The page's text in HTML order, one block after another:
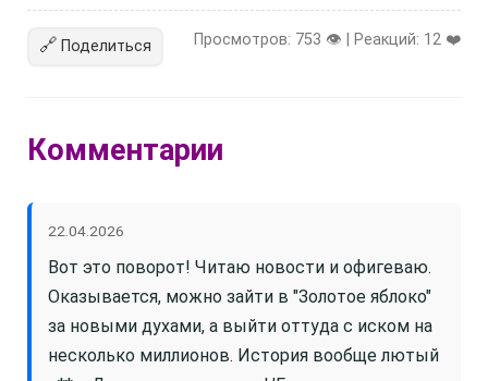
🔗 Поделиться Просмотров: 753 👁️ | Реакций: 12 ❤️
Комментарии
22.04.2026
Вот это поворот! Читаю новости и офигеваю.
Оказывается, можно зайти в "Золотое яблоко"
за новыми духами, а выйти оттуда с иском на
несколько миллионов. История вообще лютый